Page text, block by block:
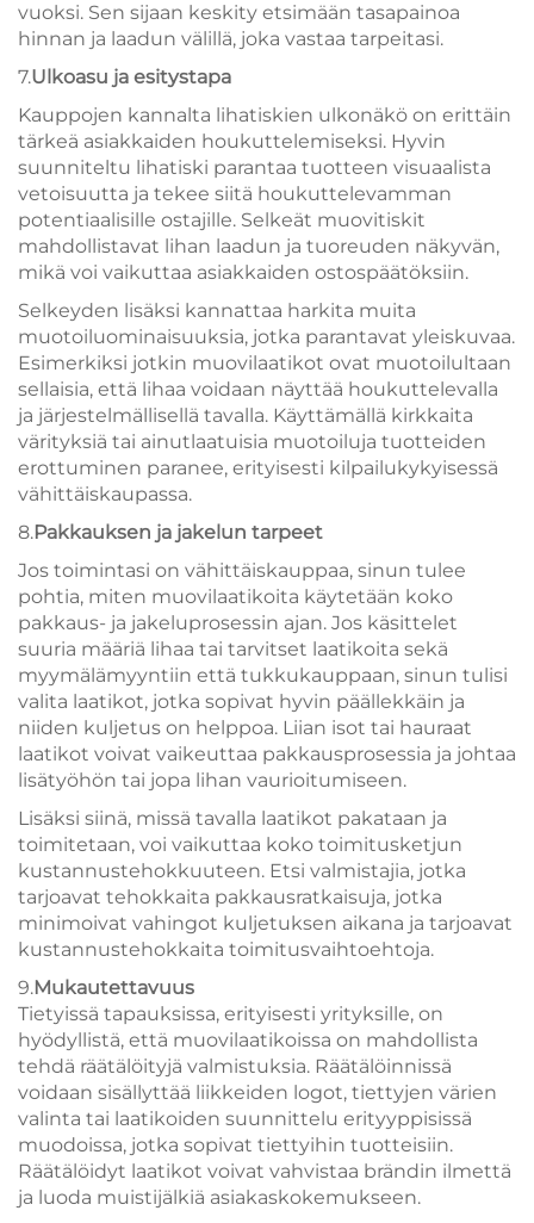
vuoksi. Sen sijaan keskity etsimään tasapainoa
hinnan ja laadun välillä, joka vastaa tarpeitasi.
7.Ulkoasu ja esitystapa
Kauppojen kannalta lihatiskien ulkonäkö on erittäin
tärkeä asiakkaiden houkuttelemiseksi. Hyvin
suunniteltu lihatiski parantaa tuotteen visuaalista
vetoisuutta ja tekee siitä houkuttelevamman
potentiaalisille ostajille. Selkeät muovitiskit
mahdollistavat lihan laadun ja tuoreuden näkyvän,
mikä voi vaikuttaa asiakkaiden ostospäätöksiin.
Selkeyden lisäksi kannattaa harkita muita
muotoiluominaisuuksia, jotka parantavat yleiskuvaa.
Esimerkiksi jotkin muovilaatikot ovat muotoilultaan
sellaisia, että lihaa voidaan näyttää houkuttelevalla
ja järjestelmällisellä tavalla. Käyttämällä kirkkaita
värityksiä tai ainutlaatuisia muotoiluja tuotteiden
erottuminen paranee, erityisesti kilpailukykyisessä
vähittäiskaupassa.
8.Pakkauksen ja jakelun tarpeet
Jos toimintasi on vähittäiskauppaa, sinun tulee
pohtia, miten muovilaatikoita käytetään koko
pakkaus- ja jakeluprosessin ajan. Jos käsittelet
suuria määriä lihaa tai tarvitset laatikoita sekä
myymälämyyntiin että tukkukauppaan, sinun tulisi
valita laatikot, jotka sopivat hyvin päällekkäin ja
niiden kuljetus on helppoa. Liian isot tai hauraat
laatikot voivat vaikeuttaa pakkausprosessia ja johtaa
lisätyöhön tai jopa lihan vaurioitumiseen.
Lisäksi siinä, missä tavalla laatikot pakataan ja
toimitetaan, voi vaikuttaa koko toimitusketjun
kustannustehokkuuteen. Etsi valmistajia, jotka
tarjoavat tehokkaita pakkausratkaisuja, jotka
minimoivat vahingot kuljetuksen aikana ja tarjoavat
kustannustehokkaita toimitusvaihtoehtoja.
9.Mukautettavuus
Tietyissä tapauksissa, erityisesti yrityksille, on
hyödyllistä, että muovilaatikoissa on mahdollista
tehdä räätälöityjä valmistuksia. Räätälöinnissä
voidaan sisällyttää liikkeiden logot, tiettyjen värien
valinta tai laatikoiden suunnittelu erityyppisissä
muodoissa, jotka sopivat tiettyihin tuotteisiin.
Räätälöidyt laatikot voivat vahvistaa brändin ilmettä
ja luoda muistijälkiä asiakaskokemukseen.